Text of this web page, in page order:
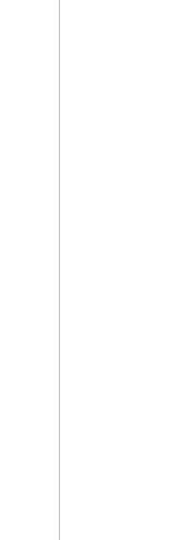
Maps 3D SDK for
pengalaman yang